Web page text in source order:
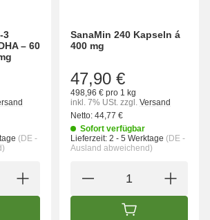
3
– 60
(DE -
WARENKORB
SanaMin 240 Kapseln á
400 mg
47,90 €
498,96 € pro 1 kg
inkl. 7% USt. zzgl. Versand
Netto: 44,77 €
Sofort verfügbar
Lieferzeit: 2 - 5 Werktage (DE -
Ausland abweichend)
IN DEN